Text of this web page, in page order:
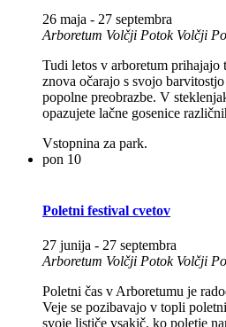
26 maja - 27 septembra
Arboretum Volčji Potok Volčji
Tudi letos v arboretum
znova očarajo s svojo
popolne preobrazbe. V
opazujete lačne gosenice
Vstopnina za park.
pon 10
Poletni festival cvetov
27 junija - 27 septembra
Arboretum Volčji Potok Volčji
Poletni čas v Arboretumu je
Veje se pozibavajo v topli
svoje lističe vsakič, ko poletje